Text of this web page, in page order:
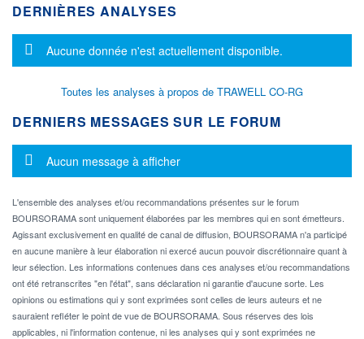
DERNIÈRES ANALYSES
Message d'information
Aucune donnée n'est actuellement disponible.
Toutes les analyses à propos de TRAWELL CO-RG
DERNIERS MESSAGES SUR LE FORUM
Message d'information
Aucun message à afficher
L'ensemble des analyses et/ou recommandations présentes sur le forum
BOURSORAMA sont uniquement élaborées par les membres qui en sont émetteurs.
Agissant exclusivement en qualité de canal de diffusion, BOURSORAMA n'a participé
en aucune manière à leur élaboration ni exercé aucun pouvoir discrétionnaire quant à
leur sélection. Les informations contenues dans ces analyses et/ou recommandations
ont été retranscrites "en l'état", sans déclaration ni garantie d'aucune sorte. Les
opinions ou estimations qui y sont exprimées sont celles de leurs auteurs et ne
sauraient refléter le point de vue de BOURSORAMA. Sous réserves des lois
applicables, ni l'information contenue, ni les analyses qui y sont exprimées ne